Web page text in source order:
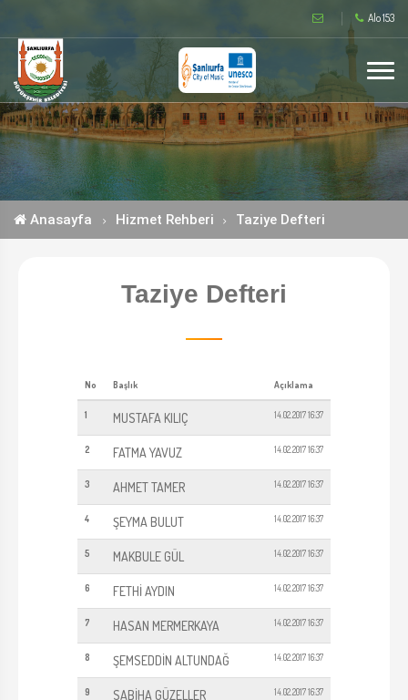
Alo 153
Anasayfa Hizmet Rehberi Taziye Defteri
Taziye Defteri
No Başlık Açıklama
1 MUSTAFA KILIÇ 14.02.2017 16:37
2 FATMA YAVUZ 14.02.2017 16:37
3 AHMET TAMER 14.02.2017 16:37
4 ŞEYMA BULUT 14.02.2017 16:37
5 MAKBULE GÜL 14.02.2017 16:37
6 FETHİ AYDIN 14.02.2017 16:37
7 HASAN MERMERKAYA 14.02.2017 16:37
8 ŞEMSEDDİN ALTUNDAĞ 14.02.2017 16:37
9 SABİHA GÜZELLER 14.02.2017 16:37